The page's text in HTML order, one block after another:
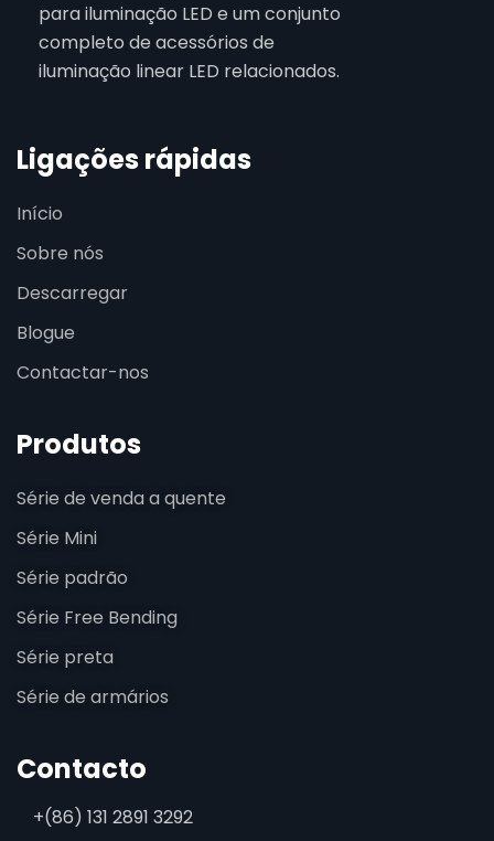
para iluminação LED e um conjunto
completo de acessórios de
iluminação linear LED relacionados.
Ligações rápidas
Início
Sobre nós
Descarregar
Blogue
Contactar-nos
Produtos
Série de venda a quente
Série Mini
Série padrão
Série Free Bending
Série preta
Série de armários
Contacto
+(86) 131 2891 3292